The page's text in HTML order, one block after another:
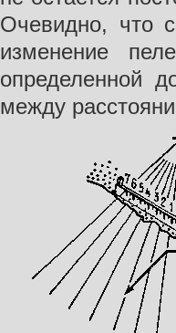
Очевидно, что
изменение
определенной
между